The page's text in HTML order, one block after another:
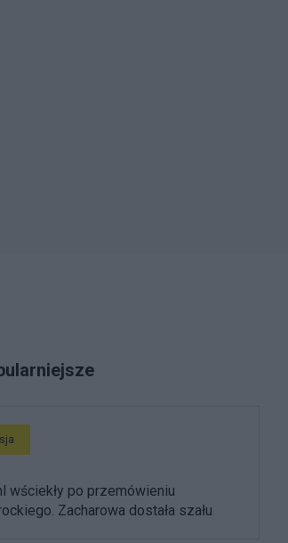
wściekły po przemówieniu
Zacharowa dostała szału